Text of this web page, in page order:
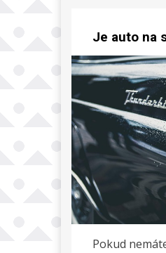
Je auto na
Pokud